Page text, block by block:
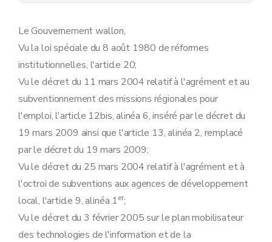
Art. 13
Section 3 Administrateurs
Art. 15
Frais de fonctionnement
Art. 16
Art. 17
Chapitre IV Investissements
Art. 19
Art. 20
Art. 21
Art. 22
Chapitre V
Bénéfice raisonnable et fonds affectés
Art. 23
Art. 24
Art. 25
Art. 26
Le Gouvernement wallon,
Vu la loi spéciale du 8 août 1980 de réformes
institutionnelles, l'article 20;
Vu le décret du 11 mars 2004 relatif à l'agrément et au
subventionnement des missions régionales pour
l'emploi, l'article 12bis, alinéa 6, inséré par le décret du
19 mars 2009 ainsi que l'article 13, alinéa 2, remplacé
par le décret du 19 mars 2009;
Vu le décret du 25 mars 2004 relatif à l'agrément et à
l'octroi de subventions aux agences de développement
local, l'article 9, alinéa 1er;
Vu le décret du 3 février 2005 sur le plan mobilisateur
des technologies de l'information et de la